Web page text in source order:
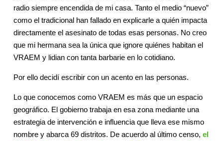
radio siempre encendida de mi casa. Tanto el medio “nuevo”
como el tradicional han fallado en explicarle a quién impacta
directamente el asesinato de todas esas personas. No creo
que mi hermana sea la única que ignore quiénes habitan el
VRAEM y lidian con tanta barbarie en lo cotidiano.
Por ello decidí escribir con un acento en las personas.
Lo que conocemos como VRAEM es más que un espacio
geográfico. El gobierno trabaja en esa zona mediante una
estrategia de intervención e influencia que lleva ese mismo
nombre y abarca 69 distritos. De acuerdo al último censo, el